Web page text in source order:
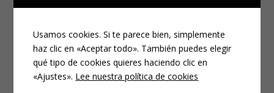
Compliance
Usamos cookies. Si te parece bien, simplemente
haz clic en «Aceptar todo». También puedes elegir
qué tipo de cookies quieres haciendo clic en
«Ajustes». Lee nuestra política de cookies